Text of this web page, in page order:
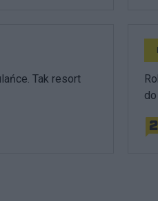
Tak resort